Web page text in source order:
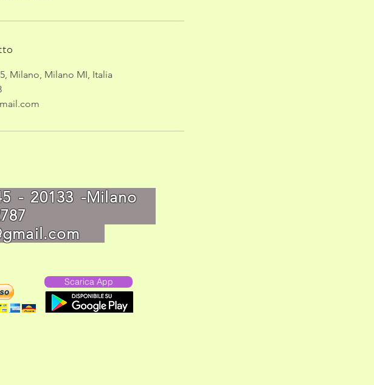
Milano, Milano MI, Italia
- 20133 -Milano
9142787
Scarica App